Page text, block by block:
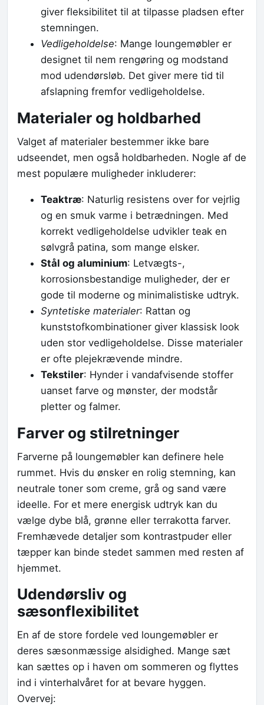
giver fleksibilitet til at tilpasse pladsen efter
stemningen.
Vedligeholdelse: Mange loungemøbler er
designet til nem rengøring og modstand
mod udendørsløb. Det giver mere tid til
afslapning fremfor vedligeholdelse.
Materialer og holdbarhed
Valget af materialer bestemmer ikke bare
udseendet, men også holdbarheden. Nogle af de
mest populære muligheder inkluderer:
Teaktræ: Naturlig resistens over for vejrlig
og en smuk varme i betrædningen. Med
korrekt vedligeholdelse udvikler teak en
sølvgrå patina, som mange elsker.
Stål og aluminium: Letvægts-,
korrosionsbestandige muligheder, der er
gode til moderne og minimalistiske udtryk.
Syntetiske materialer: Rattan og
kunststofkombinationer giver klassisk look
uden stor vedligeholdelse. Disse materialer
er ofte plejekrævende mindre.
Tekstiler: Hynder i vandafvisende stoffer
uanset farve og mønster, der modstår
pletter og falmer.
Farver og stilretninger
Farverne på loungemøbler kan definere hele
rummet. Hvis du ønsker en rolig stemning, kan
neutrale toner som creme, grå og sand være
ideelle. For et mere energisk udtryk kan du
vælge dybe blå, grønne eller terrakotta farver.
Fremhævede detaljer som kontrastpuder eller
tæpper kan binde stedet sammen med resten af
hjemmet.
Udendørsliv og
sæsonflexibilitet
En af de store fordele ved loungemøbler er
deres sæsonmæssige alsidighed. Mange sæt
kan sættes op i haven om sommeren og flyttes
ind i vinterhalvåret for at bevare hyggen.
Overvej: